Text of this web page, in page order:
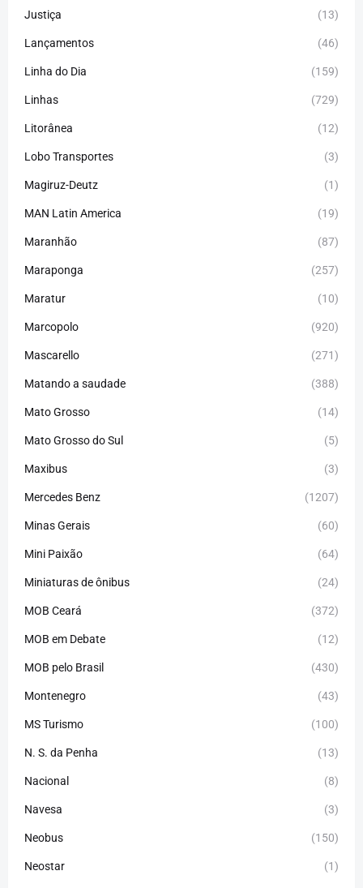
Justiça (13)
Lançamentos (46)
Linha do Dia (159)
Linhas (729)
Litorânea (12)
Lobo Transportes (3)
Magiruz-Deutz (1)
MAN Latin America (19)
Maranhão (87)
Maraponga (257)
Maratur (10)
Marcopolo (920)
Mascarello (271)
Matando a saudade (388)
Mato Grosso (14)
Mato Grosso do Sul (5)
Maxibus (3)
Mercedes Benz (1207)
Minas Gerais (60)
Mini Paixão (64)
Miniaturas de ônibus (24)
MOB Ceará (372)
MOB em Debate (12)
MOB pelo Brasil (430)
Montenegro (43)
MS Turismo (100)
N. S. da Penha (13)
Nacional (8)
Navesa (3)
Neobus (150)
Neostar (1)